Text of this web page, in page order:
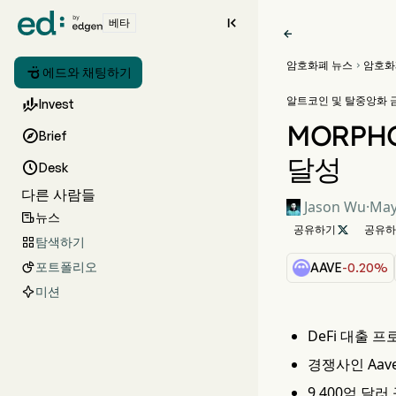
베타 
 에드와 채팅하기
Invest
Brief
Desk
다른 사람들
뉴스
탐색하기
포트폴리오
미션

암호화폐 뉴스  암호
알트코인 및 탈중앙화
달성
Jason Wu·
공유하기  공유
AAVE-0.20%
DeFi 대출 프
경쟁사인